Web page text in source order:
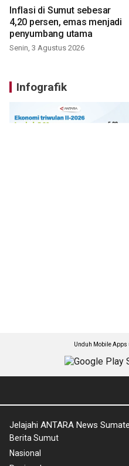
Inflasi di Sumut sebesar
4,20 persen, emas menjadi
penyumbang utama
Senin, 3 Agustus 2026
Infografik
Unduh Mobile Apps
Jelajahi ANTARA News
Berita Sumut
Nasional